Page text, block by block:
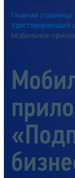
Главная страница
Удостоверяющий
Мобильное